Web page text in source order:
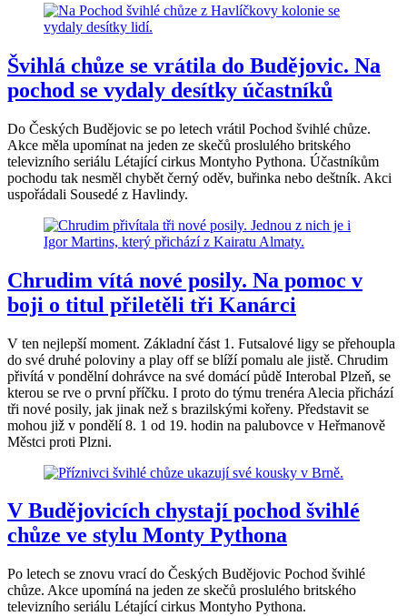
Švihlá chůze se vrátila do Budějovic. Na
pochod se vydaly desítky účastníků
Do Českých Budějovic se po letech vrátil Pochod švihlé chůze.
Akce měla upomínat na jeden ze skečů proslulého britského
televizního seriálu Létající cirkus Montyho Pythona. Účastníkům
pochodu tak nesměl chybět černý oděv, buřinka nebo deštník. Akci
uspořádali Sousedé z Havlindy.
Chrudim vítá nové posily. Na pomoc v
boji o titul přiletěli tři Kanárci
V ten nejlepší moment. Základní část 1. Futsalové ligy se přehoupla
do své druhé poloviny a play off se blíží pomalu ale jistě. Chrudim
přivítá v pondělní dohrávce na své domácí půdě Interobal Plzeň, se
kterou se rve o první příčku. I proto do týmu trenéra Alecia přichází
tři nové posily, jak jinak než s brazilskými kořeny. Představit se
mohou již v pondělí 8. 1 od 19. hodin na palubovce v Heřmanově
Městci proti Plzni.
V Budějovicích chystají pochod švihlé
chůze ve stylu Monty Pythona
Po letech se znovu vrací do Českých Budějovic Pochod švihlé
chůze. Akce upomíná na jeden ze skečů proslulého britského
televizního seriálu Létající cirkus Montyho Pythona.